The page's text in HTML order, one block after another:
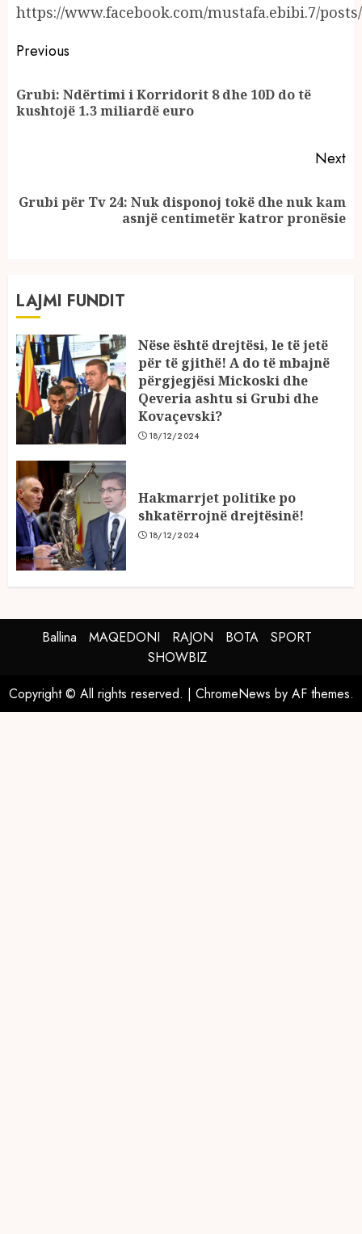
https://www.facebook.com/mustafa.ebibi.7/posts/
Continue
Reading
Previous
Grubi: Ndërtimi i Korridorit 8 dhe 10D do të
kushtojë 1.3 miliardë euro
Next
Next
Grubi për Tv 24: Nuk disponoj tokë dhe nuk kam
asnjë centimetër katror pronësie
LAJMI FUNDIT
Nëse është drejtësi, le të jetë
për të gjithë! A do të mbajnë
përgjegjësi Mickoski dhe
Qeveria ashtu si Grubi dhe
Kovaçevski?
18/12/2024
Hakmarrjet politike po
shkatërrojnë drejtësinë!
18/12/2024
Ballina MAQEDONI RAJON BOTA
SPORT
SHOWBIZ
Copyright © All rights reserved. | ChromeNews by AF themes.